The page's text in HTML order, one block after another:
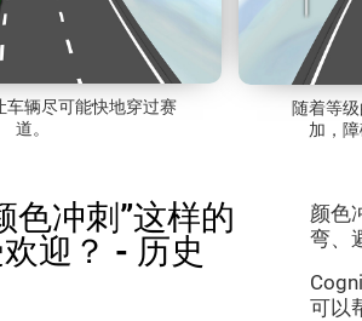
车辆尽可能快地穿过赛
道。
随着等
加，
色冲刺”这样的
迎？ - 历史
颜色
弯、
可以